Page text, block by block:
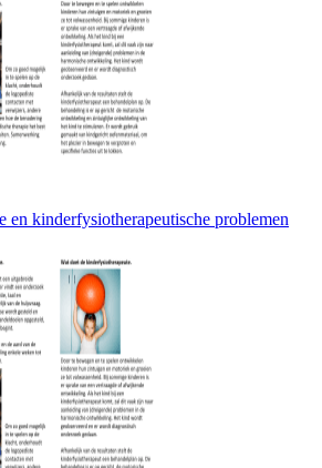
en kinderfysiotherapeutische problemen